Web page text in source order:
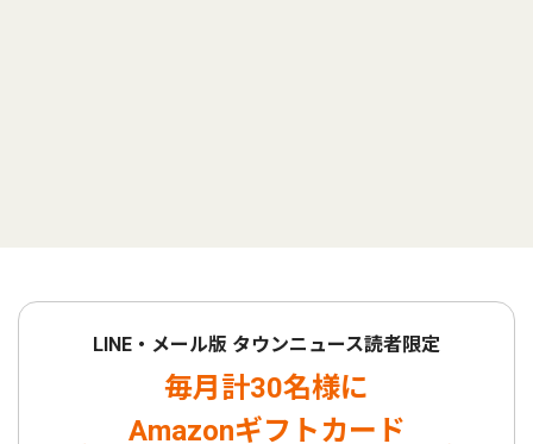
LINE・メール版 タウンニュース読者限定
毎月計30名様に
Amazonギフトカード